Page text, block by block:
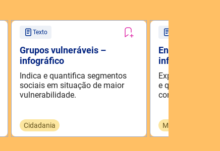
Texto
Grupos vulneráveis –
infográfico
Indica e quantifica segmentos
sociais em situação de maior
vulnerabilidade.
Cidadania
Energia
infográfico
Explica o que é
e quantifica sua
consumo
Meio Ambiente